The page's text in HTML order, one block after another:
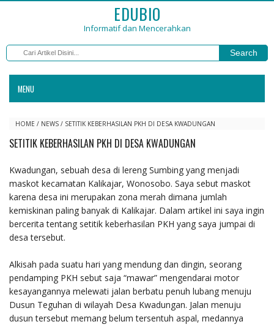
EDUBIO
Informatif dan Mencerahkan
Search
MENU
HOME / NEWS / SETITIK KEBERHASILAN PKH DI DESA KWADUNGAN
SETITIK KEBERHASILAN PKH DI DESA KWADUNGAN
Kwadungan, sebuah desa di lereng Sumbing yang menjadi
maskot kecamatan Kalikajar, Wonosobo. Saya sebut maskot
karena desa ini merupakan zona merah dimana jumlah
kemiskinan paling banyak di Kalikajar. Dalam artikel ini saya ingin
bercerita tentang setitik keberhasilan PKH yang saya jumpai di
desa tersebut.
Alkisah pada suatu hari yang mendung dan dingin, seorang
pendamping PKH sebut saja “mawar” mengendarai motor
kesayangannya melewati jalan berbatu penuh lubang menuju
Dusun Teguhan di wilayah Desa Kwadungan. Jalan menuju
dusun tersebut memang belum tersentuh aspal, medannya